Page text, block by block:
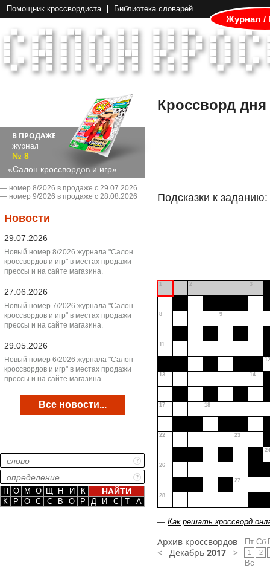
Помощник кроссвордиста Библиотека словарей
Журнал /
В ПРОДАЖЕ
журнал
№ 8
«Салон кроссвордов и игр»
― номер 8/2026 в продаже с 29.07.2026
― номер 9/2026 в продаже с 28.08.2026
Новости
29.07.2026
Новый номер 8/2026 журнала "Салон
кроссвордов и игр" в местах продажи
прессы и на сайте магазина.
27.06.2026
Новый номер 7/2026 журнала "Салон
кроссвордов и игр" в местах продажи
прессы и на сайте магазина.
29.05.2026
Новый номер 6/2026 журнала "Салон
кроссвордов и игр" в местах продажи
прессы и на сайте магазина.
Все новости...
П О М О Щ Н И
К
К
Р О С С В О Р Д И С Т А
Кроссворд дня
Подсказки к заданию:
1 2 3
8 9
11
12
13 14
17 18
22 23
24
26
27
28
— Как решать кроссворд
Архив кроссвордов
< Декабрь 2017 >
Пт
1
Сб
2
Вс